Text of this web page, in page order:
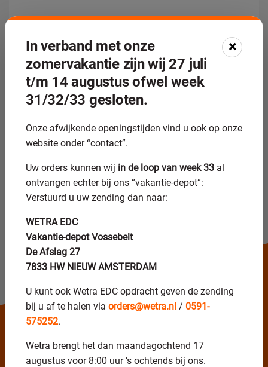
Blogs
Hoe werkt het productieproces van pompas?
Blogs
machines?
In verband met onze
zomervakantie zijn wij 27 juli
t/m 14 augustus ofwel week
31/32/33 gesloten.
×
Onze afwijkende openingstijden vind u ook op onze
website onder “contact”.
Uw orders kunnen wij in de loop van week 33 al
ontvangen echter bij ons “vakantie-depot”:
Verstuurd u uw zending dan naar:
WETRA EDC
Vakantie-depot Vossebelt
De Afslag 27
7833 HW NIEUW AMSTERDAM
U kunt ook Wetra EDC opdracht geven de zending
bij u af te halen via orders@wetra.nl / 0591-
575252.
Wetra brengt het dan maandagochtend 17
augustus voor 8:00 uur ’s ochtends bij ons.
Direct in contact
Maandag t/m vrijdag van 07:15 - 16:00 uur